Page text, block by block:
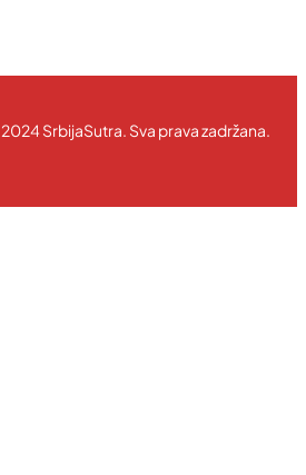
2024 SrbijaSutra. Sva prava zadržana.